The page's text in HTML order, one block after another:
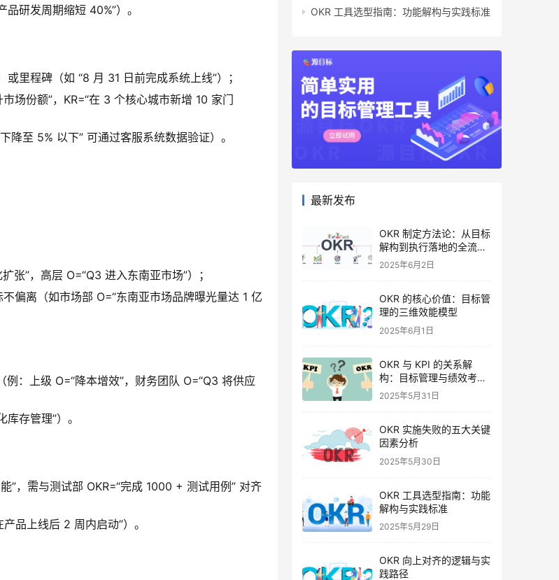
研发周期缩短 40%”）。
里程碑（如 “8 月 31 日前完成系统上线”）；
场份额”，KR=“在 3 个核心城市新增 10 家门
降至 5% 以下” 可通过客服系统数据验证）。
张”，高层 O=“Q3 进入东南亚市场”）；
偏离（如市场部 O=“东南亚市场品牌曝光量达 1 亿
：上级 O=“降本增效”，财务团队 O=“Q3 将供应
存管理”）。
”，需与测试部 OKR=“完成 1000 + 测试用例” 对齐
品上线后 2 周内启动”）。
OKR 工具选型指南：功能解构与实践标准
最新发布
OKR 制定方法论：从目标
解构到执行落地的全流程
指南
2025年6月2日
OKR 的核心价值：目标管
理的三维效能模型
2025年6月1日
OKR 与 KPI 的关系解
构：目标管理与绩效考核
的协同逻辑
2025年5月31日
OKR 实施失败的五大关键
因素分析
2025年5月30日
OKR 工具选型指南：功能
解构与实践标准
2025年5月29日
OKR 向上对齐的逻辑与实
践路径